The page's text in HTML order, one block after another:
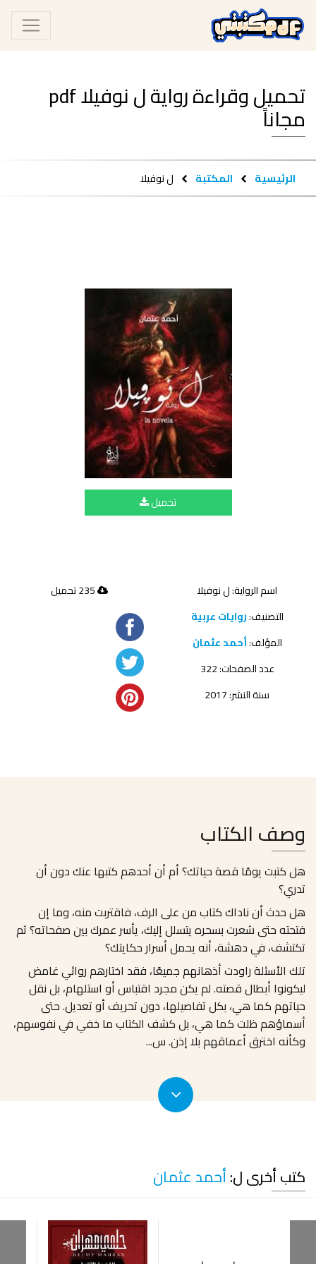
تحميل وقراءة رواية ل نوفيلا pdf
مجاناً
الرئيسية المكتبة ل نوفيلا
تحميل
اسم الرواية: ل نوفيلا
التصنيف:روايات عربية
المؤلف:أحمد عثمان
عدد الصفحات: 322
سنة النشر: 2017
وصف الكتاب
هل كتبت يومًا قصة حياتك؟ أم أن أحدهم كتبها عنك دون أن
تدري؟
هل حدث أن ناداك كتاب من على الرف، فاقتربت منه، وما إن
فتحته حتى شعرت بسحره يتسلل إليك، يأسر عمرك بين صفحاته؟ ثم
تكتشف، في دهشة، أنه يحمل أسرار حكايتك؟
تلك الأسئلة راودت أذهانهم جميعًا، فقد اختارهم روائي غامض
ليكونوا أبطال قصته. لم يكن مجرد اقتباس أو استلهام، بل نقل
حياتهم كما هي، بكل تفاصيلها، دون تحريف أو تعديل. حتى
أسماؤهم ظلت كما هي، بل كشف الكتاب ما خفي في نفوسهم،
وكأنه اخترق أعماقهم بلا إذن. س...
كتب أخرى ل:أحمد عثمان